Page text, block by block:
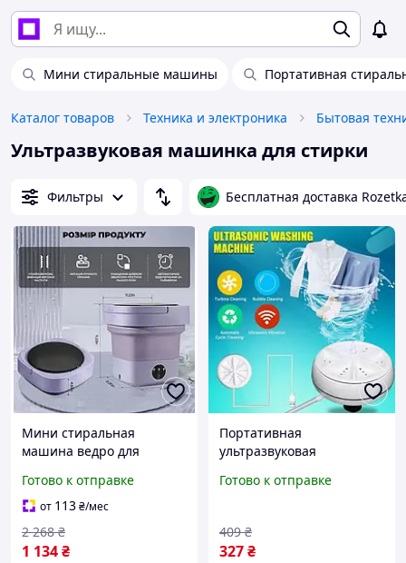
Мини стиральные машины Портативная
Каталог товаров Техника и электроника Бытовая
Ультразвуковая машинка для стирки
Фильтры Бесплатная доставка
Мини стиральная
машина ведро для
бытовая переносная
Ультразвуковая машинка
для стирки
Готово к отправке
от 113₴/мес
1 134₴
2 268 ₴
Портативная
ультразвуковая
мини машинка для
Малогабаритная машина
buzyna
Готово к отправке
327₴
409 ₴